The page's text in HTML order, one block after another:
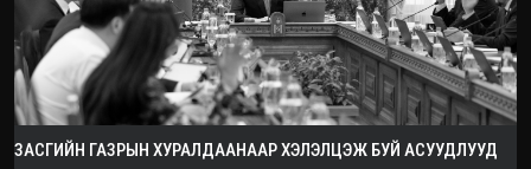
ЗАСГИЙН ГАЗРЫН ХУРАЛДААНААР ХЭЛЭЛЦЭЖ БУЙ АСУУДЛУУД